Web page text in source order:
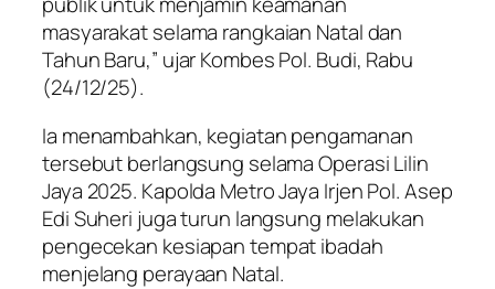
masyarakat selama rangkaian Natal dan
Tahun Baru,” ujar Kombes Pol. Budi, Rabu
(24/12/25).
Ia menambahkan, kegiatan pengamanan
tersebut berlangsung selama Operasi Lilin
Jaya 2025. Kapolda Metro Jaya Irjen Pol. Asep
Edi Suheri juga turun langsung melakukan
pengecekan kesiapan tempat ibadah
menjelang perayaan Natal.